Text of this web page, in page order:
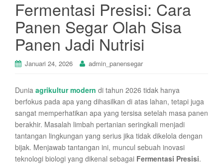
n
Fermentasi Presisi: Cara
Panen Segar Olah Sisa
Panen Jadi Nutrisi
Januari 24, 2026 admin_panensegar
Dunia agrikultur modern di tahun 2026 tidak hanya
berfokus pada apa yang dihasilkan di atas lahan, tetapi juga
sangat memperhatikan apa yang tersisa setelah masa panen
berakhir. Masalah limbah pertanian seringkali menjadi
tantangan lingkungan yang serius jika tidak dikelola dengan
bijak. Menjawab tantangan ini, muncul sebuah inovasi
teknologi biologi yang dikenal sebagai Fermentasi Presisi.